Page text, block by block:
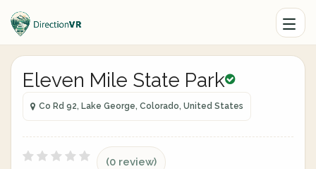
Eleven Mile State Park
Co Rd 92, Lake George, Colorado, United States
(0 review)